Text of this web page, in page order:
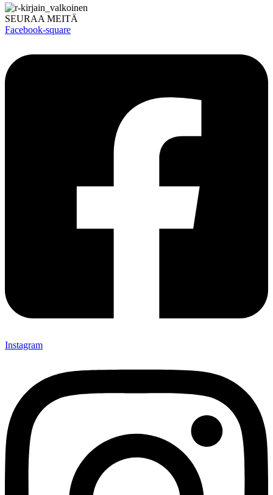
SEURAA MEITÄ
Facebook-square
Instagram